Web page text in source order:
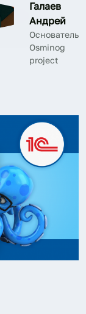
Галаев
Андрей
Основатель
Osminog
project